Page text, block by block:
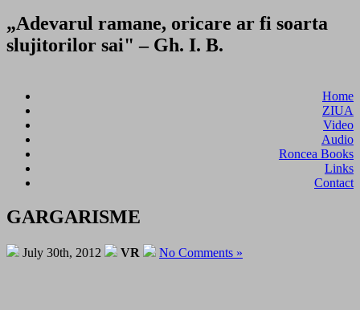
„Adevarul ramane, oricare ar fi soarta
slujitorilor sai" – Gh. I. B.
Home
ZIUA
Video
Audio
Roncea Books
Links
Contact
GARGARISME
July 30th, 2012 VR No Comments »